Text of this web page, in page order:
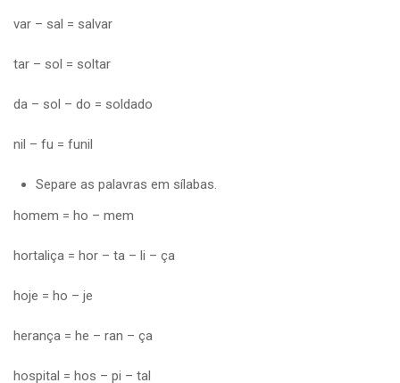
var – sal = salvar
tar – sol = soltar
da – sol – do = soldado
nil – fu = funil
Separe as palavras em sílabas.
homem = ho – mem
hortaliça = hor – ta – li – ça
hoje = ho – je
herança = he – ran – ça
hospital = hos – pi – tal